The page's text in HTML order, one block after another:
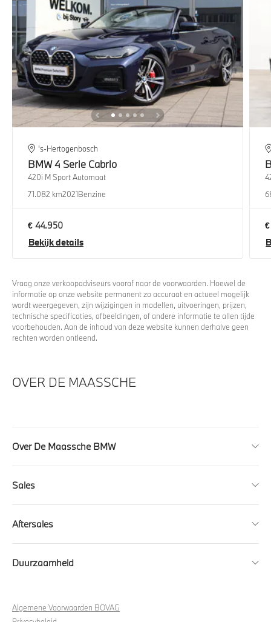
's-Hertogenbosch
BMW4 Serie Cabrio
420i M Sport Automaat
71.082 km2021Benzine
€ 44.950
Bekijk details
Vraag onze verkoopadviseurs vooraf naar de voorwaarden. Hoewel de
informatie op onze website permanent zo accuraat en actueel mogelijk
wordt weergegeven, zijn wijzigingen in modellen, uitvoeringen, prijzen,
technische specificaties, afbeeldingen, of andere informatie te allen tijde
voorbehouden. Aan de inhoud van deze website kunnen derhalve geen
rechten worden ontleend.
OVER DE MAASSCHE
Over De Maassche BMW
Sales
Aftersales
Duurzaamheid
Algemene Voorwaarden BOVAG